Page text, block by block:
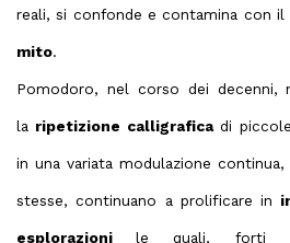
reali, si confonde e contamina con il
mito.
Pomodoro, nel corso dei decenni,
la ripetizione calligraficadi
in una variata modulazione
stesse, continuano a prolificare in
esplorazionile quali, forti